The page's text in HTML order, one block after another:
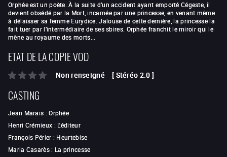
Orphée est un poète. À la suite d’un accident ayant emporté Cégeste, il
devient obsédé par la Mort, incarnée par une princesse, en venant même
à délaisser sa femme Eurydice. Jalouse de cette dernière, la princesse la
fait tuer par l’intermédiaire de ses sbires. Orphée franchit le miroir qui le
mène au royaume des morts...
ETAT DE LA COPIE VOD
Non renseigné [ Stéréo 2.0 ]
CASTING
Jean Marais :Orphée
Henri Crémieux : L'éditeur
François Périer : Heurtebise
Maria Casarès: La princesse